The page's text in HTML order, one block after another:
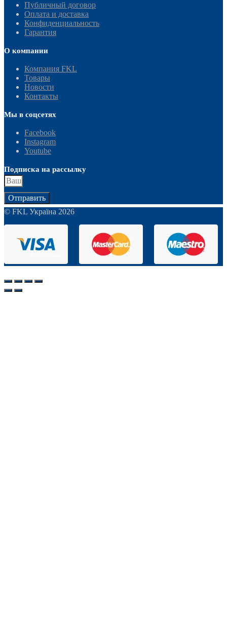
Публичный договор
Оплата и доставка
Конфиденциальность
Гарантия
О компании
Компания FKL
Товары
Новости
Контакты
Мы в соцсетях
Facebook
Instagram
Youtube
Подписка на рассылку
Отправить
© FKL Україна 2026